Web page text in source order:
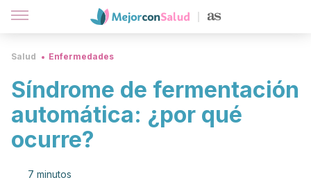
Salud Enfermedades
Síndrome de fermentación
automática: ¿por qué
ocurre?
7 minutos